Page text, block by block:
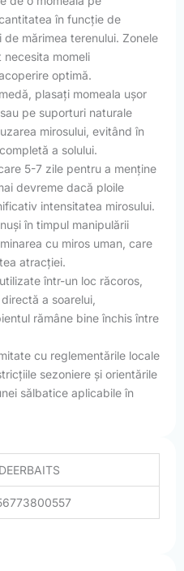
în funcție de
mărimea terenului. Zonele
necesita momeli
optimă.
plasați momeala ușor
pe suporturi naturale
mirosului, evitând în
a solului.
5-7 zile pentru a menține
devreme dacă ploile
intensitatea mirosului.
în timpul manipulării
cu miros uman, care
atracției.
într-un loc răcoros,
a soarelui,
rămâne bine închis între
cu reglementările locale
sezoniere și orientările
sălbatice aplicabile în